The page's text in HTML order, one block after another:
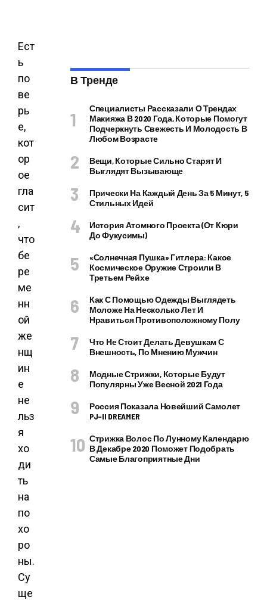
Ест
ь
по
ве
рь
е,
кот
ор
ое
гла
сит
,
что
бе
ре
ме
нн
ой
же
нщ
ин
е
не
льз
я
хо
ди
ть
на
по
хо
ро
ны.
Су
ще
В Тренде
Специалисты Рассказали О Трендах
Макияжа В 2020 Года, Которые Помогут
Подчеркнуть Свежесть И Молодость В
Любом Возрасте
Вещи, Которые Сильно Старят И
Выглядят Вызывающе
Прически На Каждый День За 5 Минут, 5
Стильных Идей
История Атомного Проекта (от Кюри
До Фукусимы)
«Солнечная Пушка» Гитлера: Какое
Космическое Оружие Строили В
Третьем Рейхе
Как С Помощью Одежды Выглядеть
Моложе На Несколько Лет И
Нравиться Противоположному Полу
Что Не Стоит Делать Девушкам С
Внешность, По Мнению Мужчин
Модные Стрижки, Которые Будут
Популярны Уже Весной 2021 Года
Россия Показала Новейший Самолет
PJ–II DREAMER
Стрижка Волос По Лунному Календарю
В Декабре 2020 Поможет Подобрать
Самые Благоприятные Дни